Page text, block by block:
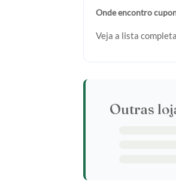
Onde encontro
Veja a lista
Outras